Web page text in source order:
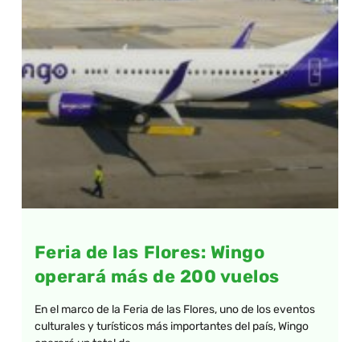
Feria de las Flores: Wingo
operará más de 200 vuelos
En el marco de la Feria de las Flores, uno de los eventos
culturales y turísticos más importantes del país, Wingo